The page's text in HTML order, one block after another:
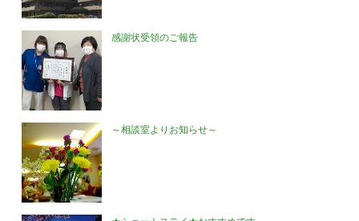
感謝状受領のご報告
～相談室よりお知らせ～